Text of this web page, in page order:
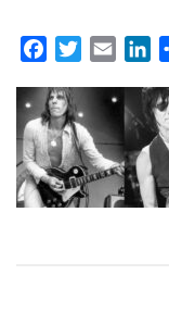
FacebookTwitterEmail